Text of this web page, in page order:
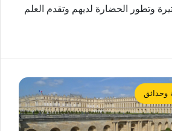
وتطور الحضارة لديهم وتقدم العلم
وحدائق